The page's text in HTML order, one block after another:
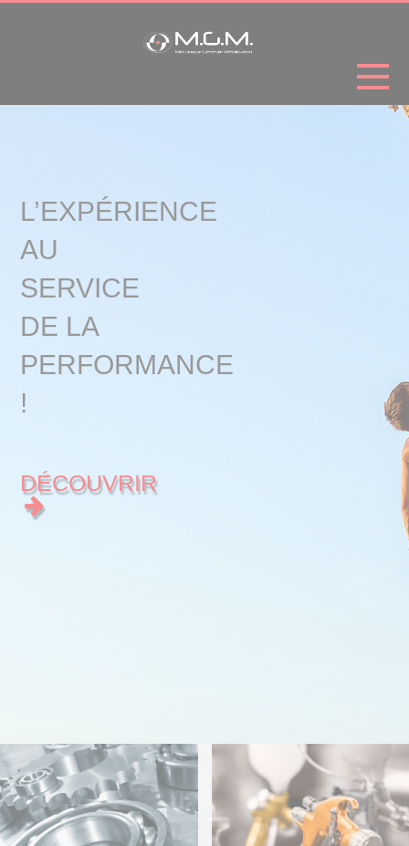
L’EXPÉRIENCE
AU
SERVICE
DE LA
PERFORMANCE
!
DÉCOUVRIR